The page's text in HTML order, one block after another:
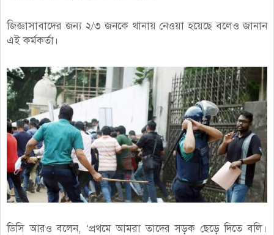
জিজ্ঞাসাবাদের জন্য ২/৩ জনকে থানায় নেওয়া হয়েছে বলেও জানান
এই কর্মকর্তা।
ডিসি আরও বলেন, ‘প্রথমে আমরা তাদের সড়ক ছেড়ে দিতে বলি।